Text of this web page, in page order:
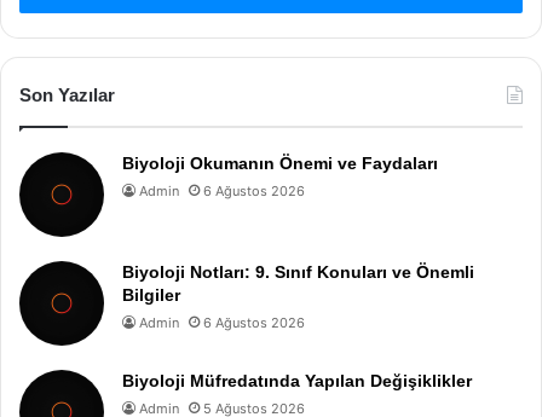
Son Yazılar
Biyoloji Okumanın Önemi ve Faydaları
Admin 6 Ağustos 2026
Biyoloji Notları: 9. Sınıf Konuları ve Önemli
Bilgiler
Admin 6 Ağustos 2026
Biyoloji Müfredatında Yapılan Değişiklikler
Admin 5 Ağustos 2026